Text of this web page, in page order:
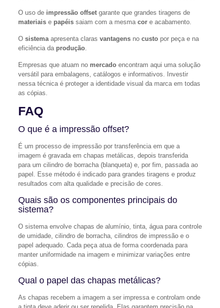
O uso de impressão offsetgarante que grandes tiragens de
materiaise papéissaiam com a mesma core acabamento.
O sistemaapresenta claras vantagensno custopor peça e na
eficiência da produção.
Empresas que atuam no mercadoencontram aqui uma solução
versátil para embalagens, catálogos e informativos. Investir
nessa técnica é proteger a identidade visual da marca em todas
as cópias.
FAQ
O que é a impressão offset?
É um processo de impressão por transferência em que a
imagem é gravada em chapas metálicas, depois transferida
para um cilindro de borracha (blanqueta) e, por fim, passada ao
papel. Esse método é indicado para grandes tiragens e produz
resultados com alta qualidade e precisão de cores.
Quais são os componentes principais do
sistema?
O sistema envolve chapas de alumínio, tinta, água para controle
de umidade, cilindro de borracha, cilindros de impressão e o
papel adequado. Cada peça atua de forma coordenada para
manter uniformidade na imagem e minimizar variações entre
cópias.
Qual o papel das chapas metálicas?
As chapas recebem a imagem a ser impressa e controlam onde